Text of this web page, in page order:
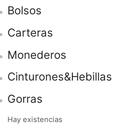
Bolsos
Carteras
Monederos
Cinturones&Hebillas
Gorras
Hay existencias